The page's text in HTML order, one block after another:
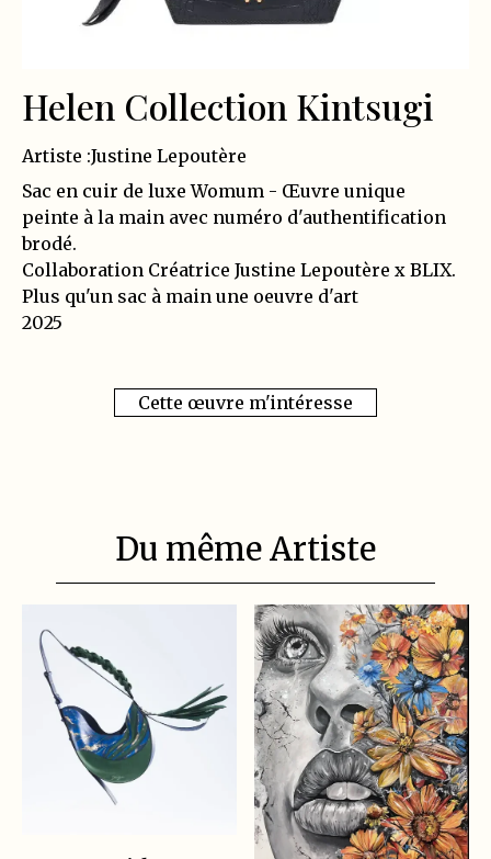
Helen Collection Kintsugi
Artiste :Justine Lepoutère
Sac en cuir de luxe Womum - Œuvre unique
peinte à la main avec numéro d'authentification
brodé.
Collaboration Créatrice Justine Lepoutère x BLIX.
Plus qu'un sac à main une oeuvre d'art
2025
Cette œuvre m'intéresse
Du même Artiste